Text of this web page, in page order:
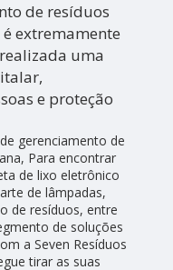
de resíduos
extremamente
uma
e proteção
gerenciamento de
Para encontrar
de lixo eletrônico
de lâmpadas,
de resíduos, entre
de soluções
a Seven Resíduos
tirar as suas